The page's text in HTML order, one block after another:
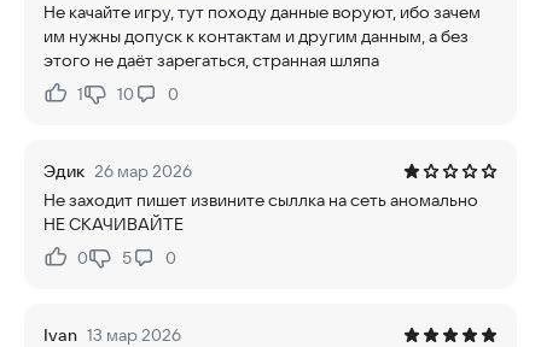
Не качайте игру, тут походу данные воруют, ибо зачем
им нужны допуск к контактам и другим данным, а без
этого не даёт зарегаться, странная шляпа
Нравится:
1Не нравится:
10 0
Эдик 26 мар 2026
Не заходит пишет извините сыллка на сеть аномально
НЕ СКАЧИВАЙТЕ
Нравится:
0Не нравится:
5 0
Ivan 13 мар 2026